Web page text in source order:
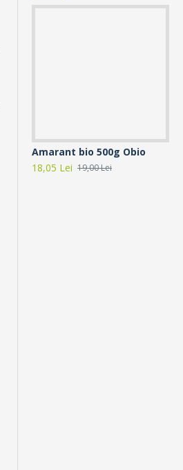
Amarant bio 500g Obio
18,05 Lei 19,00 Lei